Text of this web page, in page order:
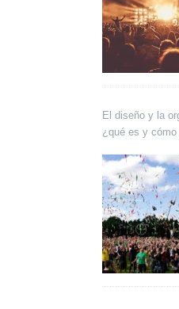
El diseño y la
¿qué es y